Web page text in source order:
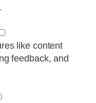
like content
feedback, and